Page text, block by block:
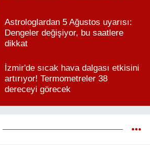
Astrologlardan 5 Ağustos uyarısı:
Dengeler değişiyor, bu saatlere
dikkat
İzmir'de sıcak hava dalgası etkisini
artırıyor! Termometreler 38
dereceyi görecek